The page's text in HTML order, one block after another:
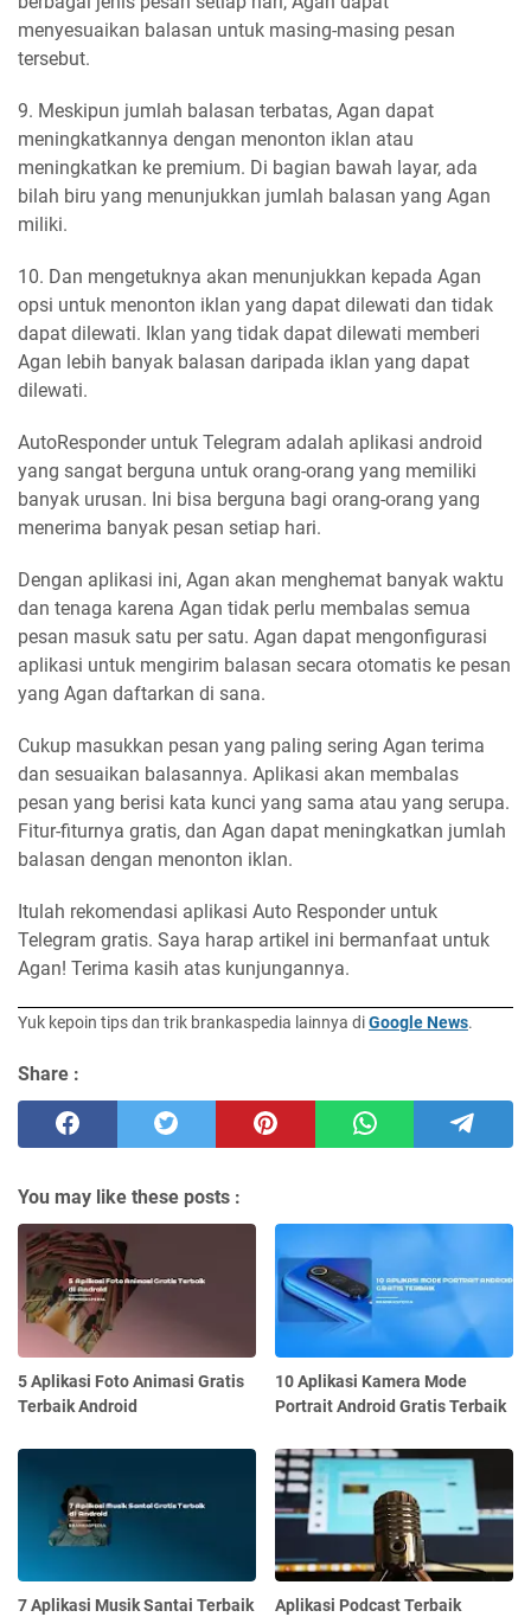
menyesuaikan balasan untuk masing-masing pesan
tersebut.
9. Meskipun jumlah balasan terbatas, Agan dapat
meningkatkannya dengan menonton iklan atau
meningkatkan ke premium. Di bagian bawah layar, ada
bilah biru yang menunjukkan jumlah balasan yang Agan
miliki.
10. Dan mengetuknya akan menunjukkan kepada Agan
opsi untuk menonton iklan yang dapat dilewati dan tidak
dapat dilewati. Iklan yang tidak dapat dilewati memberi
Agan lebih banyak balasan daripada iklan yang dapat
dilewati.
AutoResponder untuk Telegram adalah aplikasi android
yang sangat berguna untuk orang-orang yang memiliki
banyak urusan. Ini bisa berguna bagi orang-orang yang
menerima banyak pesan setiap hari.
Dengan aplikasi ini, Agan akan menghemat banyak waktu
dan tenaga karena Agan tidak perlu membalas semua
pesan masuk satu per satu. Agan dapat mengonfigurasi
aplikasi untuk mengirim balasan secara otomatis ke pesan
yang Agan daftarkan di sana.
Cukup masukkan pesan yang paling sering Agan terima
dan sesuaikan balasannya. Aplikasi akan membalas
pesan yang berisi kata kunci yang sama atau yang serupa.
Fitur-fiturnya gratis, dan Agan dapat meningkatkan jumlah
balasan dengan menonton iklan.
Itulah rekomendasi aplikasi Auto Responder untuk
Telegram gratis. Saya harap artikel ini bermanfaat untuk
Agan! Terima kasih atas kunjungannya.
Yuk kepoin tips dan trik brankaspedia lainnya diGoogle News.
Share :
You may like these posts :
5 Aplikasi Foto Animasi Gratis
Terbaik Android
10 Aplikasi Kamera Mode
Portrait Android Gratis Terbaik
7 Aplikasi Musik Santai Terbaik
Aplikasi Podcast Terbaik